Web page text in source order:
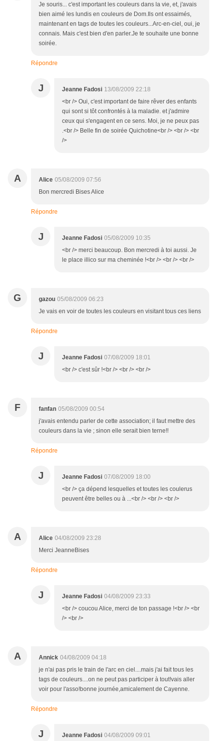
Je souris... c'est important les couleurs dans la vie, et, j'avais
bien aimé les lundis en couleurs de Dom.Ils ont essaimés,
maintenant en tags de toutes les couleurs...Arc-en-ciel, oui, je
connais. Mais c'est bien d'en parler.Je te souhaite une bonne
soirée.
Répondre
J Jeanne Fadosi 13/08/2009 22:18
<br /> Oui, c'est important de faire rêver des enfants
qui sont si tôt confrontés à la maladie. et j'admire
ceux qui s'engagent en ce sens. Moi, je ne peux pas
.<br /> Belle fin de soirée Quichotine<br /> <br /> <br
/>
A Alice 05/08/2009 07:56
Bon mercredi Bises Alice
Répondre
J Jeanne Fadosi 05/08/2009 10:35
<br /> merci beaucoup. Bon mercredi à toi aussi. Je
le place illico sur ma cheminée !<br /> <br /> <br />
G gazou 05/08/2009 06:23
Je vais en voir de toutes les couleurs en visitant tous ces liens
Répondre
J Jeanne Fadosi 07/08/2009 18:01
<br /> c'est sûr !<br /> <br /> <br />
F fanfan 05/08/2009 00:54
j'avais entendu parler de cette association; il faut mettre des
couleurs dans la vie ; sinon elle serait bien terne!!
Répondre
J Jeanne Fadosi 07/08/2009 18:00
<br /> ça dépend lesquelles et toutes les coulerus
peuvent être belles ou à ...<br /> <br /> <br />
A Alice 04/08/2009 23:28
Merci JeanneBises
Répondre
J Jeanne Fadosi 04/08/2009 23:33
<br /> coucou Alice, merci de ton passage !<br /> <br
/> <br />
A Annick 04/08/2009 04:18
je n'ai pas pris le train de l'arc en ciel....mais j'ai fait tous les
tags de couleurs....on ne peut pas participer à tout!vais aller
voir pour l'asso!bonne journée,amicalement de Cayenne.
Répondre
J Jeanne Fadosi 04/08/2009 09:01